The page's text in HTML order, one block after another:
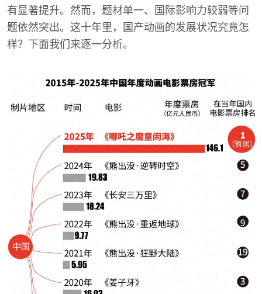
有显著提升。然而，题材单一、国际影响力较弱等问
题依然突出。这十年里，国产动画的发展状况究竟怎
样？下面我们来逐一分析。